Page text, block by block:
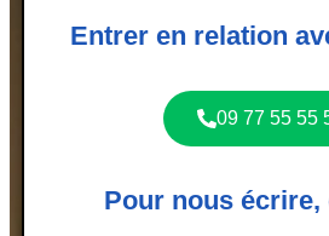
Entrer en relation
09 77 55 55
Pour nous écrire,